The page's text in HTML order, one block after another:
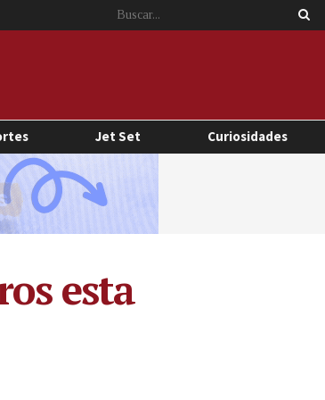
Jet Set Curiosidades
esta